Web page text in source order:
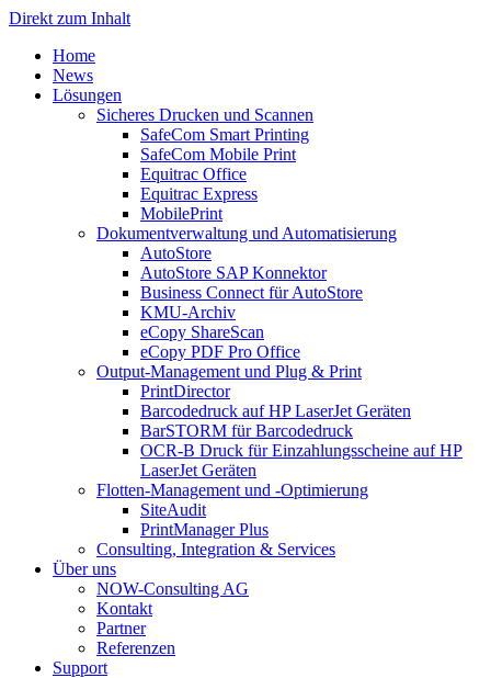
Direkt zum Inhalt
Home
News
Lösungen
Sicheres Drucken und Scannen
SafeCom Smart Printing
SafeCom Mobile Print
Equitrac Office
Equitrac Express
MobilePrint
Dokumentverwaltung und Automatisierung
AutoStore
AutoStore SAP Konnektor
Business Connect für AutoStore
KMU-Archiv
eCopy ShareScan
eCopy PDF Pro Office
Output-Management und Plug & Print
PrintDirector
Barcodedruck auf HP LaserJet Geräten
BarSTORM für Barcodedruck
OCR-B Druck für Einzahlungsscheine auf HP
LaserJet Geräten
Flotten-Management und -Optimierung
SiteAudit
PrintManager Plus
Consulting, Integration & Services
Über uns
NOW-Consulting AG
Kontakt
Partner
Referenzen
Support